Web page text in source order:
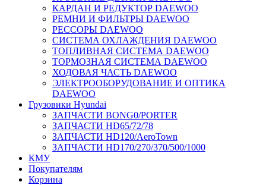
КАРДАН И РЕДУКТОР DAEWOO
РЕМНИ И ФИЛЬТРЫ DAEWOO
РЕССОРЫ DAEWOO
СИСТЕМА ОХЛАЖДЕНИЯ DAEWOO
ТОПЛИВНАЯ СИСТЕМА DAEWOO
ТОРМОЗНАЯ СИСТЕМА DAEWOO
ХОДОВАЯ ЧАСТЬ DAEWOO
ЭЛЕКТРООБОРУДОВАНИЕ И ОПТИКА
DAEWOO
Грузовики Hyundai
ЗАПЧАСТИ BONG0/PORTER
ЗАПЧАСТИ HD65/72/78
ЗАПЧАСТИ HD120/AeroTown
ЗАПЧАСТИ HD170/270/370/500/1000
КМУ
Покупателям
Корзина